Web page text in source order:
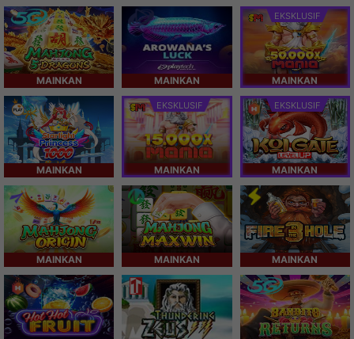
MAINKAN MAINKAN
EKSKLUSIF
MAINKAN
MAINKAN
EKSKLUSIF
MAINKAN
EKSKLUSIF
MAINKAN
MAINKAN MAINKAN MAINKAN